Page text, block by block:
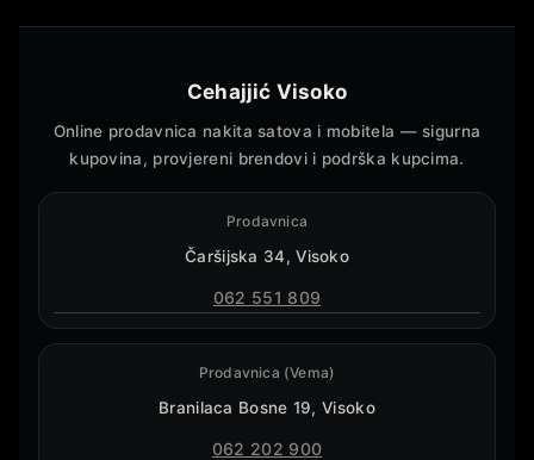
Cehajjić Visoko
Online prodavnica nakita satova i mobitela — sigurna
kupovina, provjereni brendovi i podrška kupcima.
Prodavnica
Čaršijska 34, Visoko
062 551 809
Prodavnica (Vema)
Branilaca Bosne 19, Visoko
062 202 900